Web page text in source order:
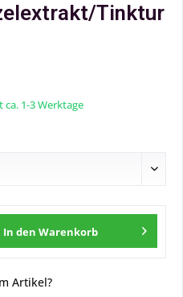
Tinktur
1-3 Werktage
In den Warenkorb
Artikel?